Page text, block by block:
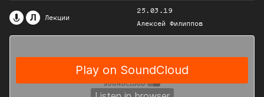
Л Лекции
25.03.19
Алексей Филиппов